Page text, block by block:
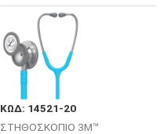
ΚΩΔ: 14521-20
ΣΤΗΘΟΣΚΟΠΙΟ 3M™